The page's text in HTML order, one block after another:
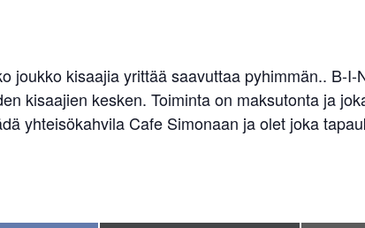
joukko kisaajia yrittää saavuttaa pyhimmän.. B-
kisaajien kesken. Toiminta on maksutonta ja
yhteisökahvila Cafe Simonaan ja olet joka